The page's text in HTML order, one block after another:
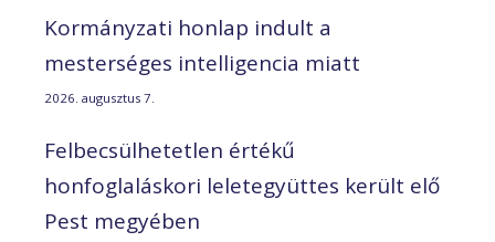
Kormányzati honlap indult a
mesterséges intelligencia miatt
2026. augusztus 7.
Felbecsülhetetlen értékű
honfoglaláskori leletegyüttes került elő
Pest megyében